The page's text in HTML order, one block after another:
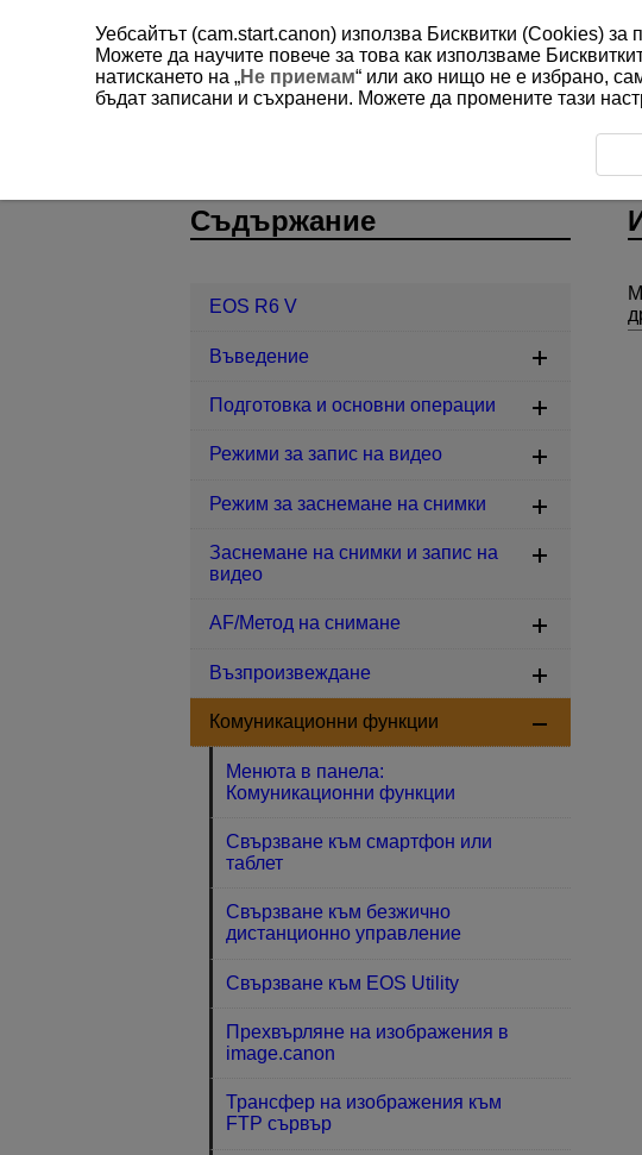
Комуникационни функции Име
Съдържание
EOS R6 V
Въведение
Подготовка и основни операции
Режими за запис на видео
Режим за заснемане на снимки
Заснемане на снимки и запис на
видео
AF/Метод на снимане
Възпроизвеждане
Комуникационни функции
Менюта в панела:
Комуникационни функции
Свързване към смартфон или
таблет
Свързване към безжично
дистанционно управление
Свързване към EOS Utility
Прехвърляне на изображения в
image.canon
Трансфер на изображения към
FTP сървър
Уебсайтът (cam.start.canon) използва Бисквитки (Cookies)
Можете да научите повече за това как използваме
натискането на „Не приемам“ или ако нищо не е избрано,
бъдат записани и съхранени. Можете да промените тази